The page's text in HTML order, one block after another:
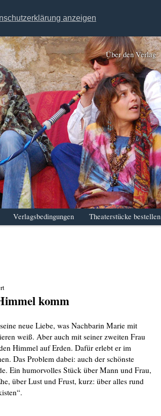
anzeigen
Über den Verlag
Verlagsbedingungen Theaterstücke bestellen
komm
neue Liebe, was Nachbarin Marie mit
weiß. Aber auch mit seiner zweiten Frau
Himmel auf Erden. Dafür erlebt er im
Das Problem dabei: auch der schönste
Ein humorvolles Stück über Mann und Frau,
über Lust und Frust, kurz: über alles rund